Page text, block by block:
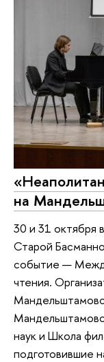
на
30 и 31 октября
Старой
событие —
чтения.
наук и Школа
подготовившие